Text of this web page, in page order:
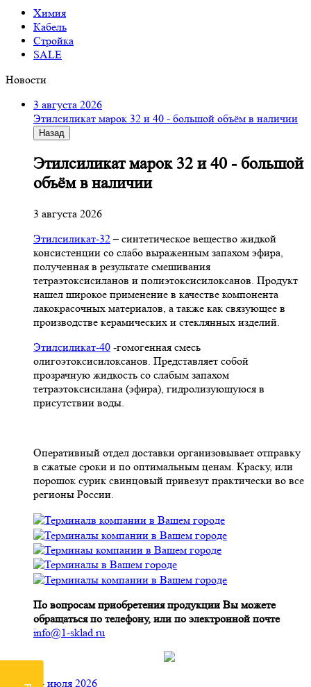
Химия
Кабель
Стройка
SALE
Новости
3 августа 2026
Этилсиликат марок 32 и 40 - большой объём в наличии
Назад
Этилсиликат марок 32 и 40 - большой
объём в наличии
3 августа 2026
Этилсиликат-32– синтетическое вещество жидкой
консистенции со слабо выраженным запахом эфира,
полученная в результате смешивания
тетpаэтоксисиланов и полиэтоксисилоксанов. Продукт
нашел широкое применение в качестве компонента
лакокрасочных материалов, а также как связующее в
производстве керамических и стеклянных изделий.
Этилсиликат-40 -гомогенная смесь
олигоэтоксисилоксанов. Представляет собой
прозрачную жидкость со слабым запахом
тетраэтоксисилана (эфира), гидролизующуюся в
присутствии воды.
Оперативный отдел доставки организовывает отправку
в сжатые сроки и по оптимальным ценам. Краску, или
порошок сурик свинцовый привезут практически во все
регионы России.
По вопросам приобретения продукции Вы можете
обращаться по телефону, или по электронной почте
info@1-sklad.ru
24 июля 2026